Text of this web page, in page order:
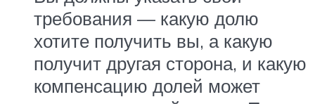
требования — какую долю
хотите получить вы, а какую
получит другая сторона, и какую
компенсацию долей может